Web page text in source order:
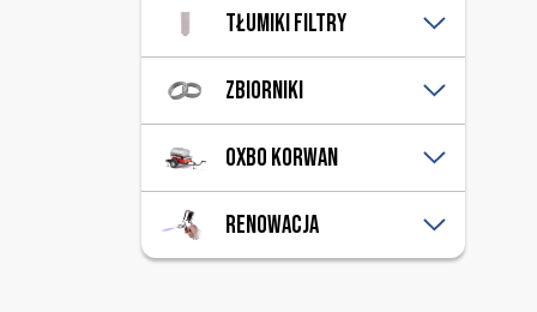
Wylewki
Nadciśnienia
Podciśnienia
Tłumiki filtry
Filtry
Tłumiki
Zbiorniki
Dennice
Pierścienie
Płaszcz poszycia
Płaszcz zbiornika
Oxbo Korwan
Modernizacje
Przyczepy
Renowacja